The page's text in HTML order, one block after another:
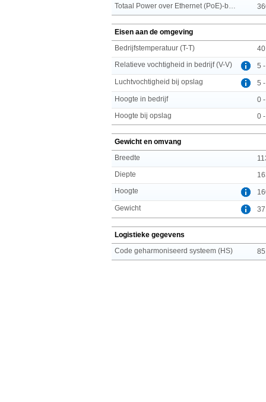
Eisen aan de omgeving
Bedrijfstemperatuur (T-T)
Relatieve vochtigheid in bedrijf (V-V)
5
Luchtvochtigheid bij opslag
5
Hoogte in bedrijf
0
Hoogte bij opslag
0
Gewicht en omvang
Breedte
Diepte
Hoogte
Gewicht
Logistieke gegevens
Code geharmoniseerd systeem (HS)